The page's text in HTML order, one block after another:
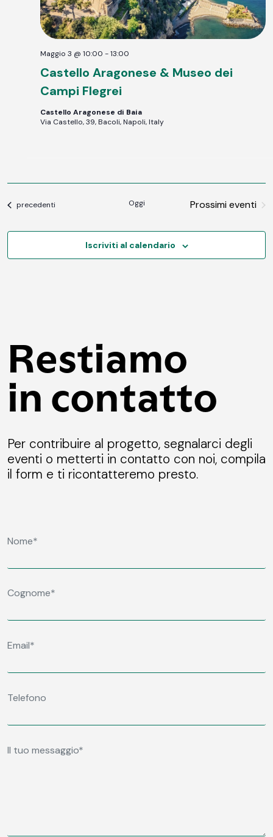
Castello Aragonese & Museo dei
Campi Flegrei
Maggio 3 @ 10:00 -13:00
Castello Aragonese di Baia
Via Castello, 39, Bacoli, Napoli, Italy
Eventi
precedenti Oggi Prossimi eventi
Iscriviti al calendario
Restiamo
in contatto
Per contribuire al progetto, segnalarci degli
eventi o metterti in contatto con noi, compila
il form e ti ricontatteremo presto.